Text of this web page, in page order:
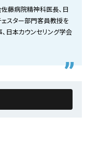
藤病院精神科医長、日
スター部門客員教授を
日本カウンセリング学会